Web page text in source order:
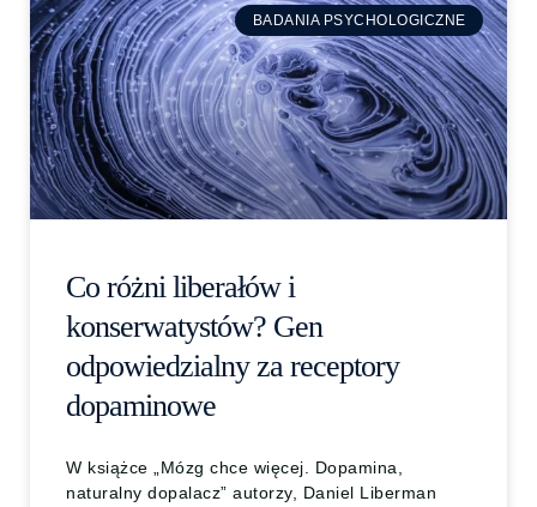
BADANIA PSYCHOLOGICZNE
Co różni liberałów i
konserwatystów? Gen
odpowiedzialny za receptory
dopaminowe
W książce „Mózg chce więcej. Dopamina,
naturalny dopalacz” autorzy, Daniel Liberman